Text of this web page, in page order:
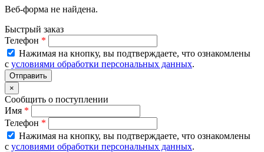
Веб-форма не найдена.
Быстрый заказ
Телефон *
Нажимая на кнопку, вы подтверждаете, что ознакомлены
с условиями обработки персональных данных.
×
Сообщить о поступлении
Имя *
Телефон *
Нажимая на кнопку, вы подтверждаете, что ознакомлены
с условиями обработки персональных данных.